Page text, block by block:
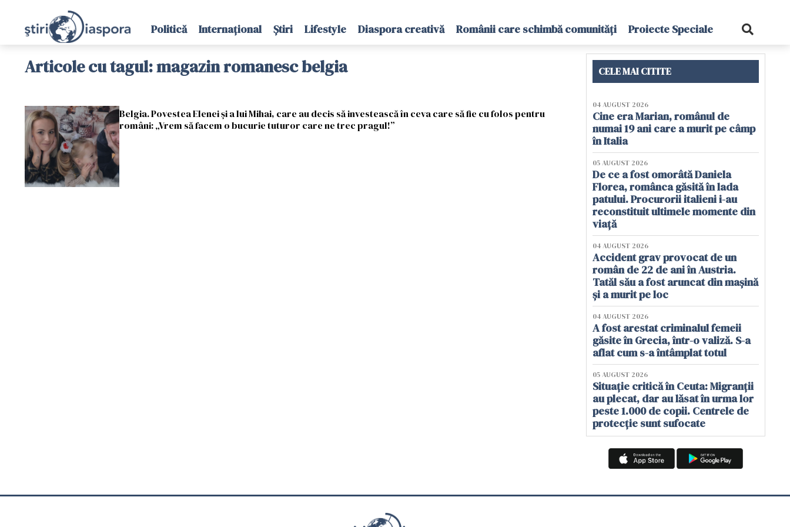
Politică Internațional Știri Lifestyle Diaspora creativă Românii care schimbă comunități Proiecte Speciale
Articole cu tagul: magazin romanesc belgia
Belgia. Povestea Elenei și a lui Mihai, care au decis să investească în ceva care să fie cu folos pentru
români: „Vrem să facem o bucurie tuturor care ne trec pragul!”
CELE MAI CITITE
04 AUGUST 2026
Cine era Marian, românul de
numai 19 ani care a murit pe câmp
în Italia
05 AUGUST 2026
De ce a fost omorâtă Daniela
Florea, românca găsită în lada
patului. Procurorii italieni i-au
reconstituit ultimele momente din
viață
04 AUGUST 2026
Accident grav provocat de un
român de 22 de ani în Austria.
Tatăl său a fost aruncat din mașină
și a murit pe loc
04 AUGUST 2026
A fost arestat criminalul femeii
găsite în Grecia, într-o valiză. S-a
aflat cum s-a întâmplat totul
05 AUGUST 2026
Situație critică în Ceuta: Migranții
au plecat, dar au lăsat în urma lor
peste 1.000 de copii. Centrele de
protecție sunt sufocate